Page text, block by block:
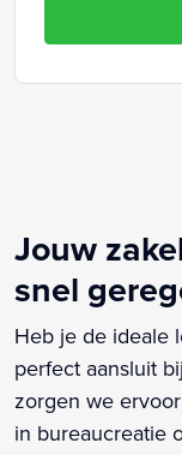
Jouw
snel
Heb je de ideale
perfect aansluit
zorgen we
in bureaucreatie